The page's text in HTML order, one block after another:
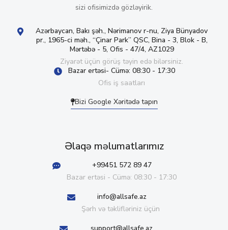
sizi ofisimizdə gözləyirik.
Azərbaycan, Bakı şəh., Nərimanov r-nu, Ziya Bünyadov
pr., 1965-ci məh., “Çinar Park” QSC, Bina - 3, Blok - B,
Mərtəbə - 5, Ofis - 47/4, AZ1029
Ziyarət üçün görüş təyin edə bilərsiniz.
Bazar ertəsi- Cümə: 08:30 - 17:30
Ofis iş saatları
Bizi Google Xəritədə tapın
Əlaqə məlumatlarımız
+99451 572 89 47
Bazar ertəsi - Cümə: 08:30 - 17:30
info@allsafe.az
Şərh və təklifləriniz üçün